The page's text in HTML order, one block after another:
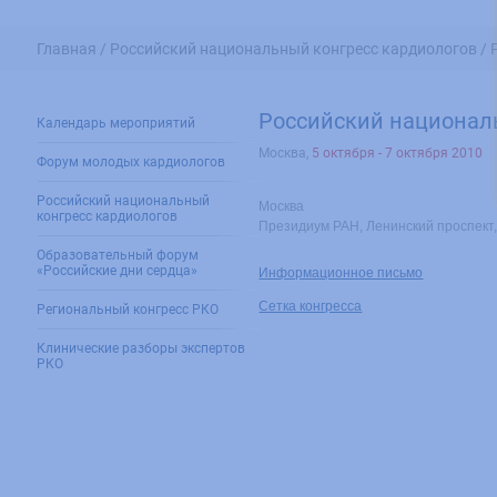
Главная / Российский национальный конгресс кардиологов /
Календарь мероприятий
Форум молодых кардиологов
Российский национальный
конгресс кардиологов
Образовательный форум
«Российские дни сердца»
Региональный конгресс РКО
Клинические разборы экспертов
РКО
Российский
Москва, 5 октября - 7 октября 2010
Москва
Президиум РАН, Ленинский
Информационное письмо
Сетка конгресса